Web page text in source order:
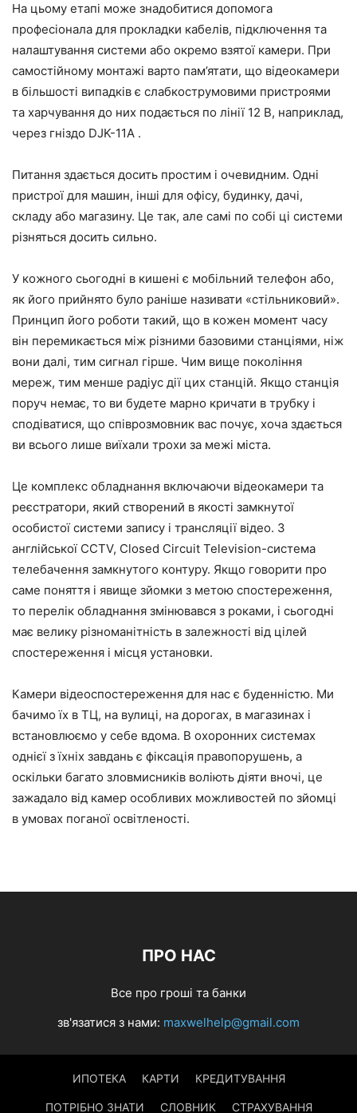
На цьому етапі може знадобитися допомога
професіонала для прокладки кабелів, підключення та
налаштування системи або окремо взятої камери. При
самостійному монтажі варто пам’ятати, що відеокамери
в більшості випадків є слабкострумовими пристроями
та харчування до них подається по лінії 12 В, наприклад,
через гніздо DJK-11A .
Питання здається досить простим і очевидним. Одні
пристрої для машин, інші для офісу, будинку, дачі,
складу або магазину. Це так, але самі по собі ці системи
різняться досить сильно.
У кожного сьогодні в кишені є мобільний телефон або,
як його прийнято було раніше називати «стільниковий».
Принцип його роботи такий, що в кожен момент часу
він перемикається між різними базовими станціями, ніж
вони далі, тим сигнал гірше. Чим вище покоління
мереж, тим менше радіус дії цих станцій. Якщо станція
поруч немає, то ви будете марно кричати в трубку і
сподіватися, що співрозмовник вас почує, хоча здається
ви всього лише виїхали трохи за межі міста.
Це комплекс обладнання включаючи відеокамери та
реєстратори, який створений в якості замкнутої
особистої системи запису і трансляції відео. З
англійської CCTV, Сlosed Circuit Television-система
телебачення замкнутого контуру. Якщо говорити про
саме поняття і явище зйомки з метою спостереження,
то перелік обладнання змінювався з роками, і сьогодні
має велику різноманітність в залежності від цілей
спостереження і місця установки.
Камери відеоспостереження для нас є буденністю. Ми
бачимо їх в ТЦ, на вулиці, на дорогах, в магазинах і
встановлюємо у себе вдома. В охоронних системах
однієї з їхніх завдань є фіксація правопорушень, а
оскільки багато зловмисників воліють діяти вночі, це
зажадало від камер особливих можливостей по зйомці
в умовах поганої освітленості.
ПРО НАС
Все про гроші та банки
зв'язатися з нами: maxwelhelp@gmail.com
ИПОТЕКА КАРТИ КРЕДИТУВАННЯ
ПОТРІБНО ЗНАТИ СЛОВНИК СТРАХУВАННЯ